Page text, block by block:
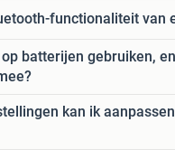
functionaliteit van
batterijen gebruiken,
kan ik